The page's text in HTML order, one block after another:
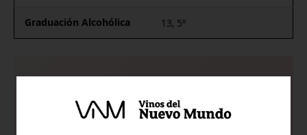
Graduación Alcohólica 13, 5º
Color profundo rojo rubí